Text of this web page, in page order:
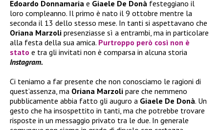
Edoardo Donnamaria e Giaele De Donà festeggiano il
loro compleanno. Il primo è nato il 9 ottobre mentre la
seconda il 13 dello stesso mese. In tanti si aspettavano che
Oriana Marzoli presenziasse sì a entrambi, ma in particolare
alla festa della sua amica. Purtroppo però così non è
stato e tra gli invitati non è comparsa in alcuna storia
Instagram.
Ci teniamo a far presente che non conosciamo le ragioni di
quest’assenza, ma Oriana Marzoli pare che nemmeno
pubblicamente abbia fatto gli auguro a Giaele De Donà. Un
gesto che ha insospettito in tanti, ma che potrebbe trovare
risposte in un messaggio privato tra le due. In generale